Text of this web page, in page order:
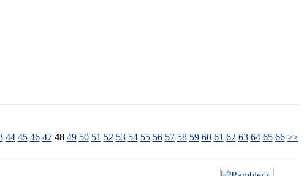
44 45 46 47 48 49 50 51 52 53 54 55 56 57 58 59 60 61 62 63 64 65 66 >>